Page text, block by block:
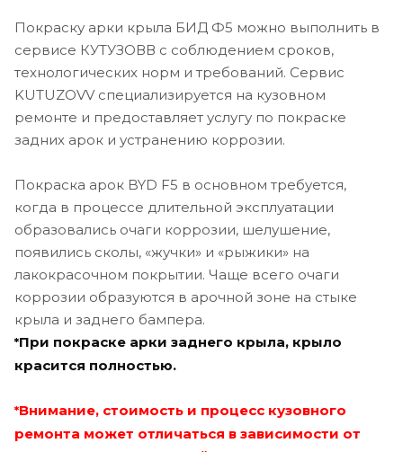
Покраску арки крыла БИД Ф5 можно выполнить в
сервисе КУТУЗОВВ с соблюдением сроков,
технологических норм и требований. Сервис
KUTUZOVV специализируется на кузовном
ремонте и предоставляет услугу по покраске
задних арок и устранению коррозии.
Покраска арок BYD F5 в основном требуется,
когда в процессе длительной эксплуатации
образовались очаги коррозии, шелушение,
появились сколы, «жучки» и «рыжики» на
лакокрасочном покрытии. Чаще всего очаги
коррозии образуются в арочной зоне на стыке
крыла и заднего бампера.
*При покраске арки заднего крыла, крыло
красится полностью.
*Внимание, стоимость и процесс кузовного
ремонта может отличаться в зависимости от